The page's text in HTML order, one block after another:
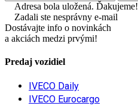
Adresa bola uložená. Ďakujeme!
Zadali ste nesprávny e-mail
Dostávajte info o novinkách
a akciách medzi prvými!
Predaj vozidiel
IVECO Daily
IVECO Eurocargo